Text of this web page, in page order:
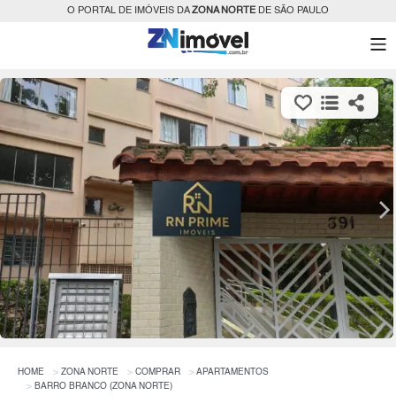
O PORTAL DE IMÓVEIS DAZONA NORTEDE SÃO PAULO
HOME ZONA NORTE COMPRAR
APARTAMENTOS
BARRO BRANCO (ZONA NORTE)